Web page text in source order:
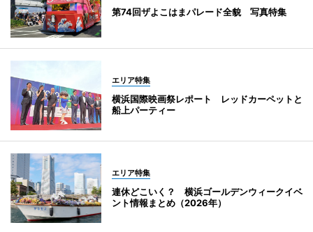
第74回ザよこはまパレード全貌 写真特集
エリア特集
横浜国際映画祭レポート レッドカーペットと
船上パーティー
エリア特集
連休どこいく？ 横浜ゴールデンウィークイベ
ント情報まとめ（2026年）